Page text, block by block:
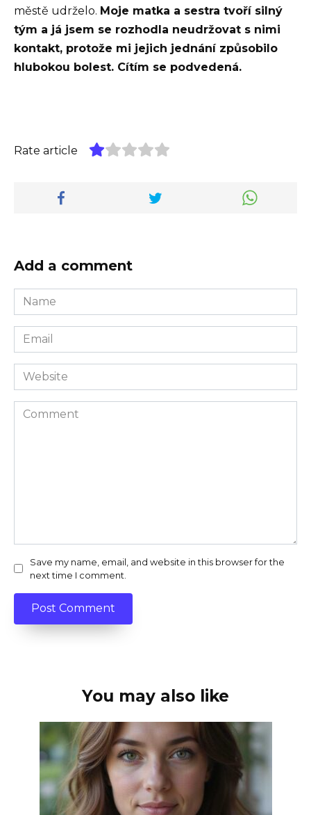
městě udrželo. Moje matka a sestra tvoří silný
tým a já jsem se rozhodla neudržovat s nimi
kontakt, protože mi jejich jednání způsobilo
hlubokou bolest. Cítím se podvedená.
Rate article
Add a comment
Name
*
Email
*
Website
Comment
Save my name, email, and website in this browser for the
next time I comment.
You may also like